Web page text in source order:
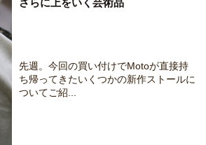
先週。今回の買い付けでMotoが直接持
ち帰ってきたいくつかの新作ストールに
ついてご紹...